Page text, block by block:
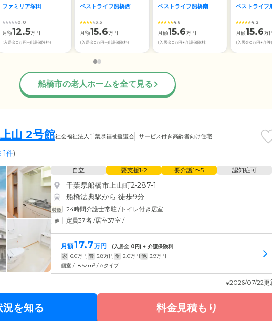
ファミリア塚田
0.0
月額12.5万円
(入居金0万円+介護保険料)
ベストライフ船橋西
3.5
月額15.6万円
(入居金0万円+介護保険料)
ベストライフ船橋南
4.6
月額15.6万円
(入居金0万円+介護保険料)
ベストライフ
4.2
月額15.6万
(入居金0万円+介護
船橋市の老人ホームを全て見る
山 2号館社会福祉法人千葉県福祉援護会 サービス付き高齢者向け住宅
1件)
自立 要支援1•2 要介護1〜5 認知症可
千葉県船橋市上山町2-287-1
船橋法典駅から 徒歩9分
24時間介護士常駐 /トイレ付き居室
定員37名 /居室37室 /
月額17.7万円 (入居金 0 円) + 介護保険料
家 6.0万円 管 5.8万円 食 2.0万円 他 3.9万円
個室 / 18.52m2 / Aタイプ
※2026/07/22更
況を知る 料金見積もり